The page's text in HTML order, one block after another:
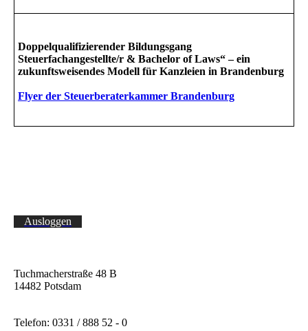
Doppelqualifizierender Bildungsgang
Steuerfachangestellte/r & Bachelor of Laws“ – ein
zukunftsweisendes Modell für Kanzleien in Brandenburg
Flyer der Steuerberaterkammer Brandenburg
Ausloggen
Tuchmacherstraße 48 B
14482 Potsdam
Telefon: 0331 / 888 52 - 0